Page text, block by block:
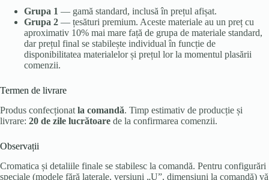
Grupa 1 — gamă standard, inclusă în prețul afișat.
Grupa 2 — țesături premium. Aceste materiale au un preț cu
aproximativ 10% mai mare față de grupa de materiale standard,
dar prețul final se stabilește individual în funcție de
disponibilitatea materialelor și prețul lor la momentul plasării
comenzii.
Termen de livrare
Produs confecționat la comandă. Timp estimativ de producție și
livrare: 20 de zile lucrătoare de la confirmarea comenzii.
Observații
Cromatica și detaliile finale se stabilesc la comandă. Pentru configurări
speciale (modele fără laterale, versiuni „U”, dimensiuni la comandă) vă